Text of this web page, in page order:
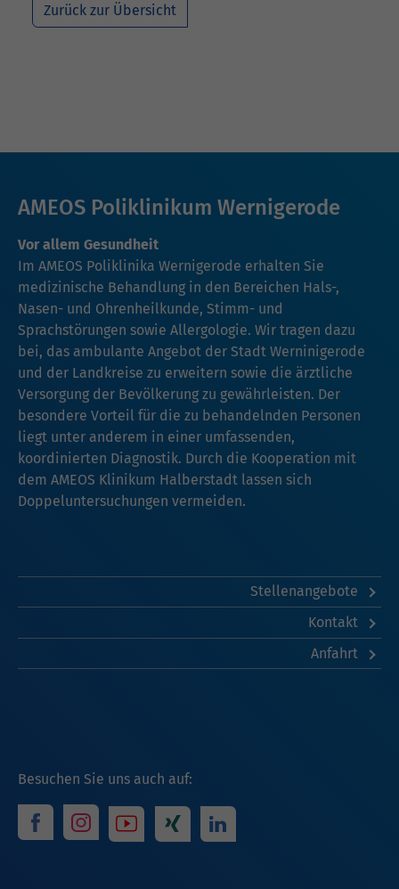
Zurück zur Übersicht
AMEOS Poliklinikum Wernigerode
Vor allem Gesundheit
Im AMEOS Poliklinika Wernigerode erhalten Sie
medizinische Behandlung in den Bereichen Hals-,
Nasen- und Ohrenheilkunde, Stimm- und
Sprachstörungen sowie Allergologie. Wir tragen dazu
bei, das ambulante Angebot der Stadt Werninigerode
und der Landkreise zu erweitern sowie die ärztliche
Versorgung der Bevölkerung zu gewährleisten. Der
besondere Vorteil für die zu behandelnden Personen
liegt unter anderem in einer umfassenden,
koordinierten Diagnostik. Durch die Kooperation mit
dem AMEOS Klinikum Halberstadt lassen sich
Doppeluntersuchungen vermeiden.
Stellenangebote
Kontakt
Anfahrt
Besuchen Sie uns auch auf: